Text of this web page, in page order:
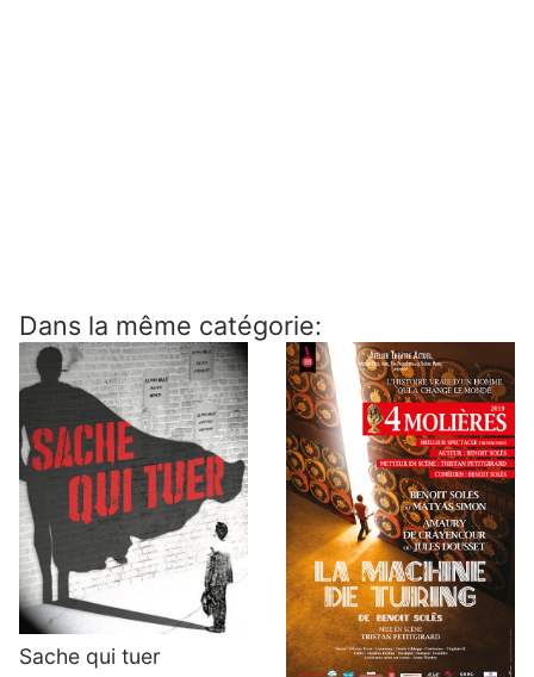
Dans la même catégorie:
Sache qui tuer